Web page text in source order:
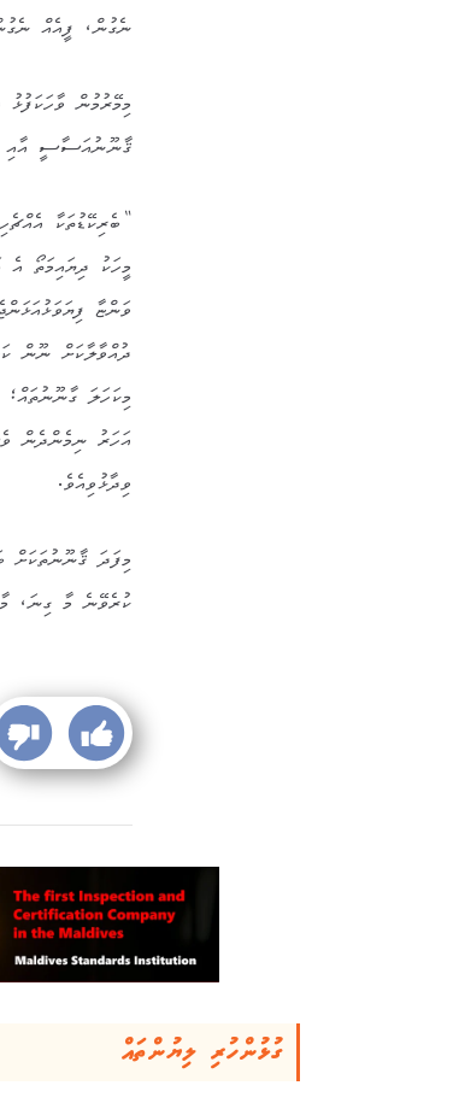
ނެގުން، ފީއެއް
މިމޭރުމުން
ޤާނޫނުއަސާސީ އާއި
“ބެރިކޭޑުތަކާ
މީހަކު ދިޔައިމަތޯ
ވަންޏާ
ދުއްވާލާކަށް ނޫން
މިކަހަލަ
އަހަރު ނިމެންދެން
ވިދާޅުވިއެވެ.
މިފަދަ ޤާނޫނުތަކަށް
ކުރެވޭނެ މާ ގިނަ،
ގުޅުންހުރި ލިޔުންތައް